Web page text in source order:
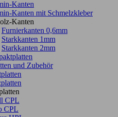
Kanten
Kanten mit Schmelzkleber
Kanten
Furnierkanten 0,6mm
Starkkanten 1mm
Starkkanten 2mm
und Zubehör
CPL
CPL